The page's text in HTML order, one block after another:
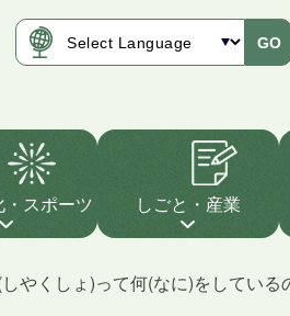
GO
スポーツ しごと・産業
やくしょ)って何(なに)をしている